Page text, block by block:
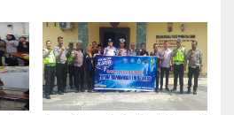
II Dipimpin Sufmi Dasco
Ahmad